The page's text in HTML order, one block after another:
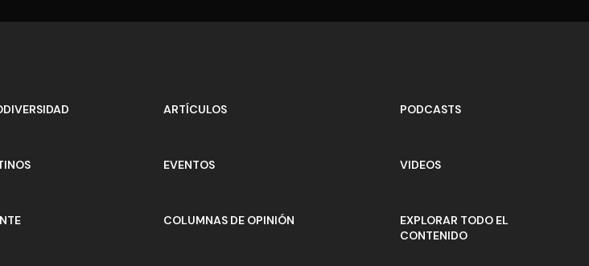
ARTÍCULOS
EVENTOS
COLUMNAS DE OPINIÓN
PODCASTS
VIDEOS
EXPLORAR TODO EL
CONTENIDO